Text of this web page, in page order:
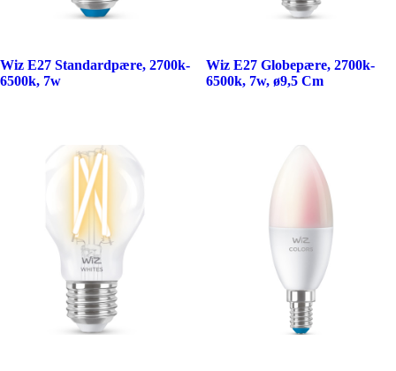
Wiz E27 Standardpære, 2700k-
6500k, 7w
Wiz E27 Globepære, 2700k-
6500k, 7w, ø9,5 Cm